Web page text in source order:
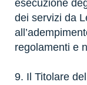
esecuzione
dei servizi da
regolamenti e
9. Il Titolare